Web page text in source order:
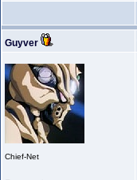
Guyver
Chief-Net